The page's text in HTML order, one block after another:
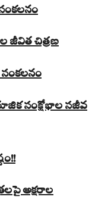
జీవిత చిత్రణ
సంక్షోభాల సజీవ
అక్షరాల